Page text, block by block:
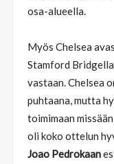
osa-alueella.
Myös Chelsea
Stamford
vastaan. Chelsea
puhtaana, mutta
toimimaan
oli koko ottelun
Joao Pedrokaan